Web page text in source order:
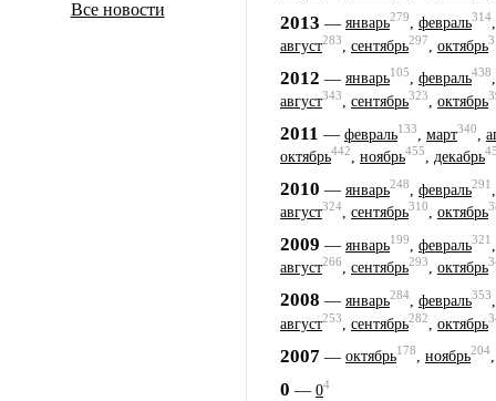
Все новости
2013 — январь279, февраль314
август283 сентябрь297 октябрь
2012 — январь105, февраль438
август343, сентябрь323, октябрь
2011 — февраль133 март340
октябрь442, ноябрь455, декабрь
2010 — январь248 февраль291
август324, сентябрь310, октябрь
2009 — январь199 февраль321
август266, сентябрь293, октябрь
2008 — январь284 февраль353
август253 сентябрь282 октябрь
2007 — октябрь178, ноябрь204
0 — 04